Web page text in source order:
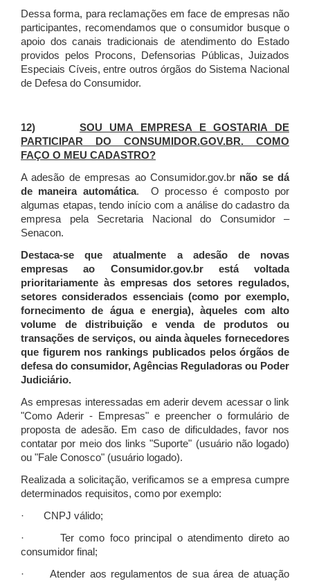
Dessa forma, para reclamações em face de empresas não
participantes, recomendamos que o consumidor busque o
apoio dos canais tradicionais de atendimento do Estado
providos pelos Procons, Defensorias Públicas, Juizados
Especiais Cíveis, entre outros órgãos do Sistema Nacional
de Defesa do Consumidor.
12) SOU UMA EMPRESA E GOSTARIA DE
PARTICIPAR DO CONSUMIDOR.GOV.BR. COMO
FAÇO O MEU CADASTRO?
A adesão de empresas ao Consumidor.gov.br não se dá
de maneira automática. O processo é composto por
algumas etapas, tendo início com a análise do cadastro da
empresa pela Secretaria Nacional do Consumidor –
Senacon.
Destaca-se que atualmente a adesão de novas
empresas ao Consumidor.gov.br está voltada
prioritariamente às empresas dos setores regulados,
setores considerados essenciais (como por exemplo,
fornecimento de água e energia), àqueles com alto
volume de distribuição e venda de produtos ou
transações de serviços, ou ainda àqueles fornecedores
que figurem nos rankings publicados pelos órgãos de
defesa do consumidor, Agências Reguladoras ou Poder
Judiciário.
As empresas interessadas em aderir devem acessar o link
"Como Aderir - Empresas" e preencher o formulário de
proposta de adesão. Em caso de dificuldades, favor nos
contatar por meio dos links "Suporte" (usuário não logado)
ou "Fale Conosco" (usuário logado).
Realizada a solicitação, verificamos se a empresa cumpre
determinados requisitos, como por exemplo:
· CNPJ válido;
· Ter como foco principal o atendimento direto ao
consumidor final;
· Atender aos regulamentos de sua área de atuação